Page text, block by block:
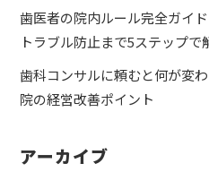
歯医者の院内ルール完全ガイ
トラブル防止まで5ステップで
歯科コンサルに頼むと何が変
院の経営改善ポイント
アーカイブ